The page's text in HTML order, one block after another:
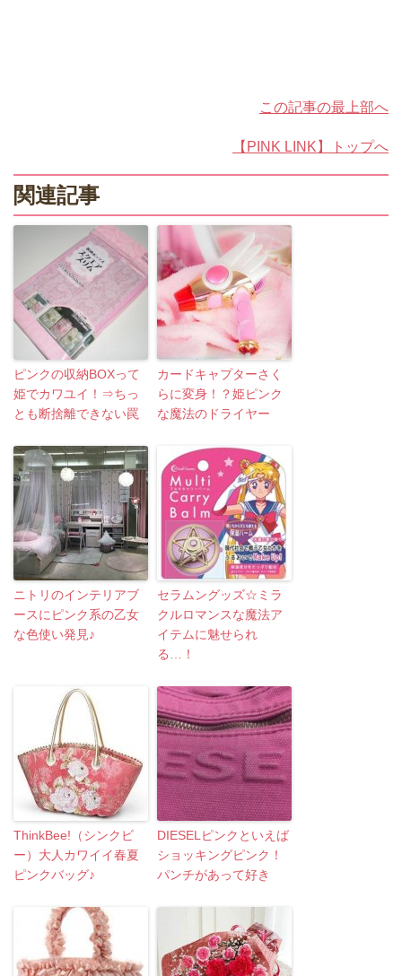
この記事の最上部へ
【PINK LINK】トップへ
関連記事
ピンクの収納BOXって
姫でカワユイ！⇒ちっ
とも断捨離できない罠
カードキャプターさく
らに変身！？姫ピンク
な魔法のドライヤー
ニトリのインテリアブ
ースにピンク系の乙女
な色使い発見♪
セラムングッズ☆ミラ
クルロマンスな魔法ア
イテムに魅せられ
る…！
ThinkBee!（シンクビ
ー）大人カワイイ春夏
ピンクバッグ♪
DIESELピンクといえば
ショッキングピンク！
パンチがあって好き